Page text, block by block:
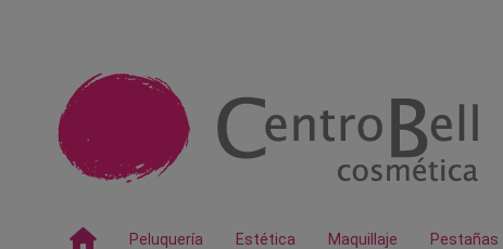
Peluquería Estética Maquillaje Pestañas